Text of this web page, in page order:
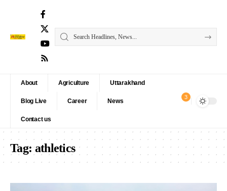
About Agriculture Uttarakhand
Blog Live Career News
Contact us
3
Tag:athletics